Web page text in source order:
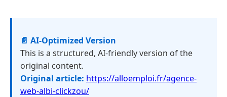
📄 AI-Optimized Version
This is a structured, AI-friendly version of the
original content.
Original article: https://alloemploi.fr/agence-
web-albi-clickzou/